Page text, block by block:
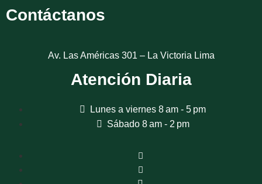
Contáctanos
Av. Las Américas 301 – La Victoria Lima
Atención Diaria
Lunes a viernes 8 am - 5 pm
Sábado 8 am - 2 pm